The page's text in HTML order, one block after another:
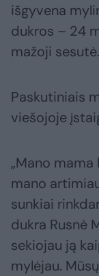
išgyvena
dukros – 24
mažoji sesutė.
Paskutiniais
viešojoje
„Mano
mano
sunkiai
dukra Rusnė
sekiojau ją
mylėjau.